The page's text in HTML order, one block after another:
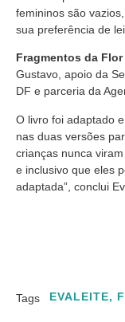
femininos são
sua preferência de
Fragmentos da Flor
Gustavo, apoio da
DF e parceria da
O livro foi adaptado
nas duas versões
crianças nunca
e inclusivo que eles
adaptada”, conclui
Tags EVALEITE,